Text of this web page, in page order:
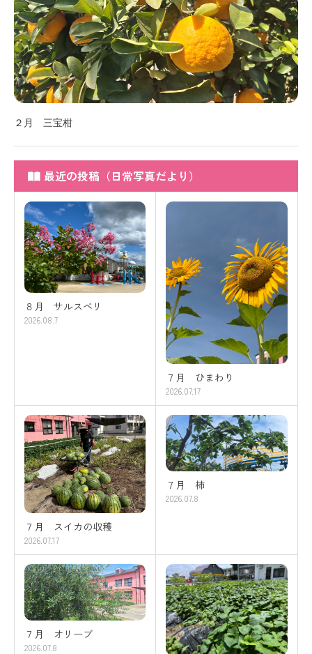
２月 三宝柑
最近の投稿（日常写真だより）
８月 サルスベリ
2026.08.7
７月 ひまわり
2026.07.17
７月 スイカの収穫
2026.07.17
７月 柿
2026.07.8
７月 オリーブ
2026.07.8